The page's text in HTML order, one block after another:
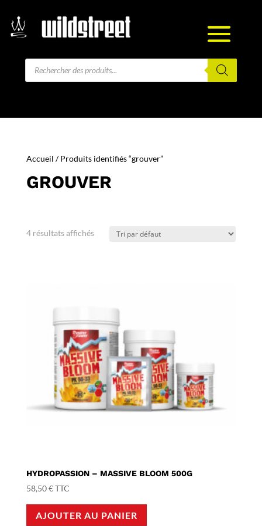
Recherche
Accueil / Produits identifiés “grouver”
GROUVER
4 résultats affichés
HYDROPASSION – MASSIVE BLOOM 500G
58,50€TTC
AJOUTER AU PANIER